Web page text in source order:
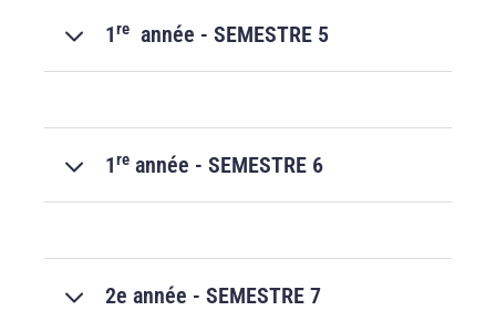
1re année - SEMESTRE 5
1re année - SEMESTRE 6
2e année - SEMESTRE 7